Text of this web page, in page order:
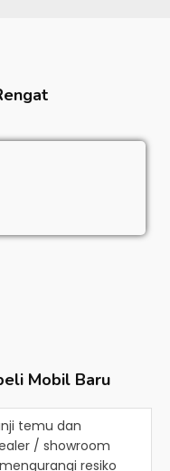
Mobil Baru
temu dan
/ showroom
resiko